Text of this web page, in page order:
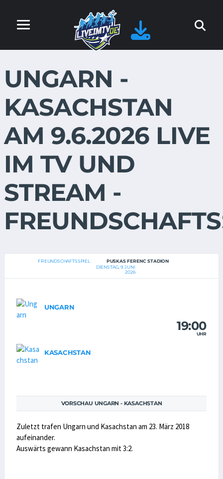
UNGARN -
KASACHSTAN
AM 9.6.2026 LIVE
IM TV UND
STREAM -
FREUNDSCHAFTSSPIEL
PUSKAS FERENC STADION
DIENSTAG, 9. JUNI
2026
UNGARN
19:00
UHR
KASACHSTAN
VORSCHAU UNGARN - KASACHSTAN
Zuletzt trafen Ungarn und Kasachstan am 23. März 2018
aufeinander.
Auswärts gewann Kasachstan mit 3:2.